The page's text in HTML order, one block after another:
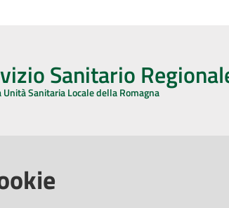
Sanitario
Unità Sanitaria Locale della Romagna